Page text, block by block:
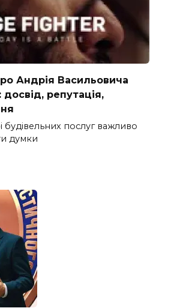
Андрія Васильовича
репутація,
послуг важливо
думки